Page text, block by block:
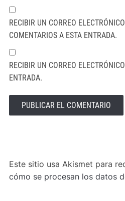
RECIBIR UN CORREO
COMENTARIOS A ESTA ENTRADA.
RECIBIR UN CORREO
ENTRADA.
Este sitio usa Akismet para
cómo se procesan los datos